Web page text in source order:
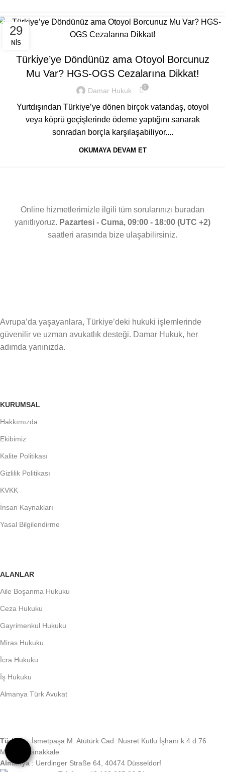
29
NISGENEL
Türkiye’ye Döndünüz ama Otoyol Borcunuz
Mu Var? HGS-OGS Cezalarına Dikkat!
Damar Hukuk 0
Yurtdışından Türkiye’ye dönen birçok vatandaş, otoyol
veya köprü geçişlerinde ödeme yaptığını sanarak
sonradan borçla karşılaşabiliyor....
OKUMAYA DEVAM ET
Online hizmetlerimizle ilgili tüm sorularınızı buradan
yanıtlıyoruz. Pazartesi - Cuma, 09:00 - 18:00 (UTC +2)
saatleri arasında bize ulaşabilirsiniz.
Avrupa’da yaşayanlara, Türkiye’deki hukuki işlemlerinde
güvenilir ve uzman avukatlık desteği. Damar Hukuk, her
adımda yanınızda.
KURUMSAL
Hakkımızda
Ekibimiz
Kalite Politikası
Gizlilik Politikası
KVKK
İnsan Kaynakları
Yasal Bilgilendirme
ALANLAR
Aile Boşanma Hukuku
Ceza Hukuku
Gayrimenkul Hukuku
Miras Hukuku
İcra Hukuku
İş Hukuku
Almanya Türk Avukat
Türkiye: İsmetpaşa M. Atütürk Cad. Nusret Kutlu İşhanı k.4 d.76
Merkez Çanakkale
Almanya: Uerdinger Straße 64, 40474 Düsseldorf